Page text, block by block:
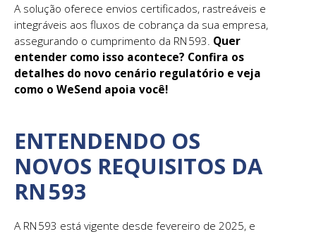
A solução oferece envios certificados, rastreáveis e
integráveis aos fluxos de cobrança da sua empresa,
assegurando o cumprimento da RN 593. Quer
entender como isso acontece? Confira os
detalhes do novo cenário regulatório e veja
como o WeSend apoia você!
ENTENDENDO OS
NOVOS REQUISITOS DA
RN 593
A RN 593 está vigente desde fevereiro de 2025, e